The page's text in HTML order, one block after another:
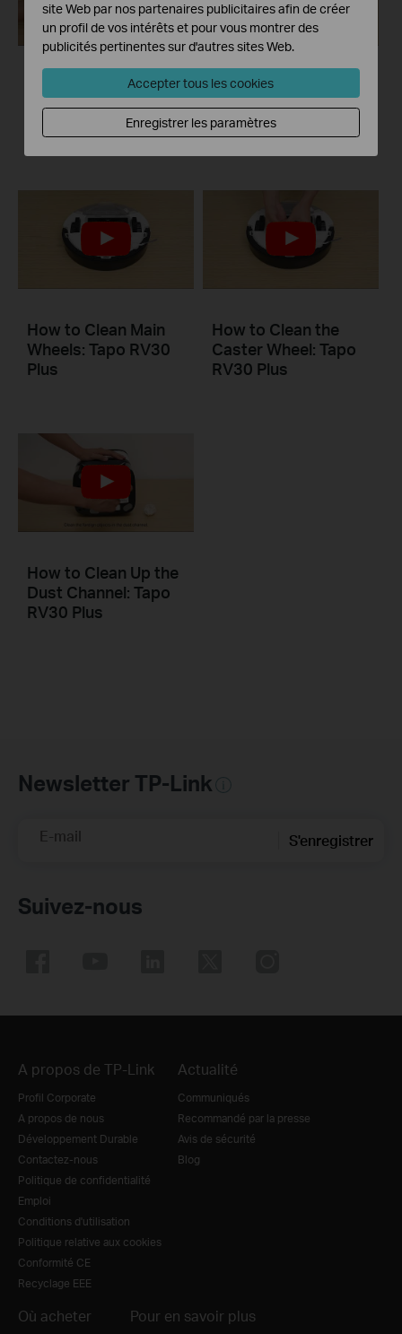
Sensors: Tapo RV30
How to Clean
Charging Contacts:
Tapo RV30 Plus
How to Clean Main
Wheels: Tapo RV30
Plus
How to Clean the
Caster Wheel: Tapo
RV30 Plus
How to Clean Up the
Dust Channel: Tapo
RV30 Plus
Newsletter TP-Link
E-mail S'enregistrer
Suivez-nous
A propos de TP-Link
Profil Corporate
A propos de nous
Développement Durable
Contactez-nous
Politique de confidentialité
Emploi
Conditions d'utilisation
Politique relative aux cookies
Conformité CE
Recyclage EEE
Actualité
Communiqués
Recommandé par la presse
Avis de sécurité
Blog
Où acheter Pour en savoir plus
site Web par nos partenaires publicitaires afin de créer
un profil de vos intérêts et pour vous montrer des
publicités pertinentes sur d'autres sites Web.
Accepter tous les cookies
Enregistrer les paramètres